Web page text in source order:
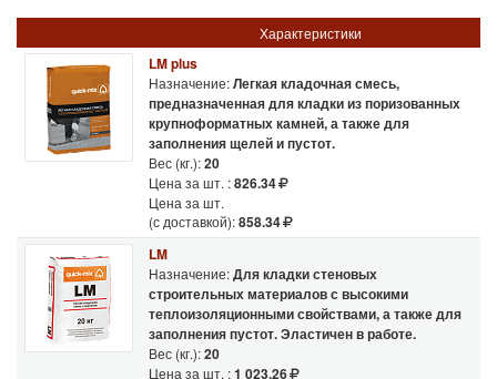
Характеристики
LM plus
Назначение:Легкая кладочная смесь,
предназначенная для кладки из поризованных
крупноформатных камней, а также для
заполнения щелей и пустот.
Вес (кг.):20
Цена за шт. :826.34
Цена за шт.
(с доставкой):858.34
LM
Назначение:Для кладки стеновых
строительных материалов с высокими
теплоизоляционными свойствами, а также для
заполнения пустот. Эластичен в работе.
Вес (кг.):20
Цена за шт. :1 023.26